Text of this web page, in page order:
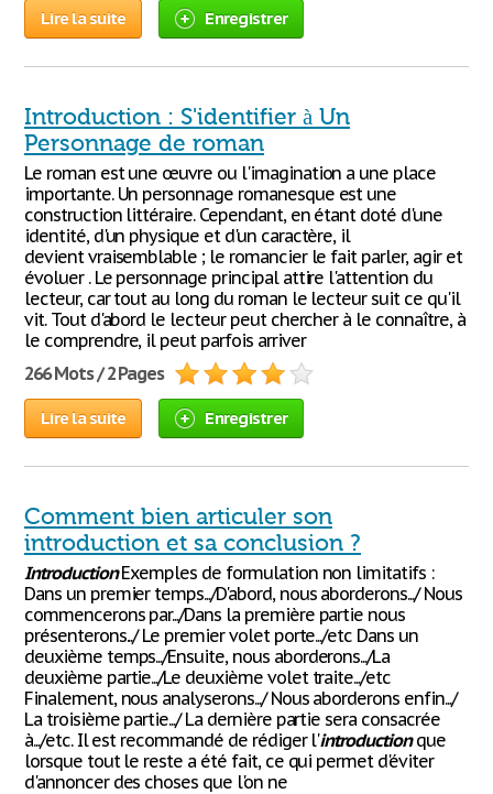
Lire la suite Enregistrer
Introduction : S'identifier à Un
Personnage de roman
Le roman est une œuvre ou l'imagination a une place
importante. Un personnage romanesque est une
construction littéraire. Cependant, en étant doté d'une
identité, d'un physique et d'un caractère, il
devient vraisemblable ; le romancier le fait parler, agir et
évoluer . Le personnage principal attire l'attention du
lecteur, car tout au long du roman le lecteur suit ce qu'il
vit. Tout d'abord le lecteur peut chercher à le connaître, à
le comprendre, il peut parfois arriver
266 Mots / 2 Pages
Lire la suite Enregistrer
Comment bien articuler son
introduction et sa conclusion ?
IntroductionExemples de formulation non limitatifs :
Dans un premier temps.../D'abord, nous aborderons.../ Nous
commencerons par.../Dans la première partie nous
présenterons.../ Le premier volet porte.../etc Dans un
deuxième temps.../Ensuite, nous aborderons.../La
deuxième partie.../Le deuxième volet traite.../etc
Finalement, nous analyserons.../ Nous aborderons enfin.../
La troisième partie.../ La dernière partie sera consacrée
à.../etc. Il est recommandé de rédiger l'introductionque
lorsque tout le reste a été fait, ce qui permet d'éviter
d'annoncer des choses que l'on ne